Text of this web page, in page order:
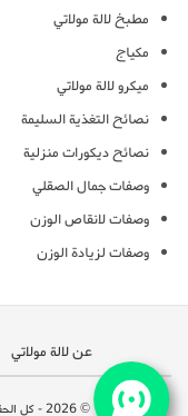
مطبخ لالة مولاتي
مكياج
ميكرو لالة مولاتي
نصائح التغذية السليمة
نصائح ديكورات منزلية
وصفات جمال الصقلي
وصفات لانقاص الوزن
وصفات لزيادة الوزن
عن لالة مولاتي
© 2026 - كل الحقوق محفوظة شركة لالة مولاتي Lala Moulati